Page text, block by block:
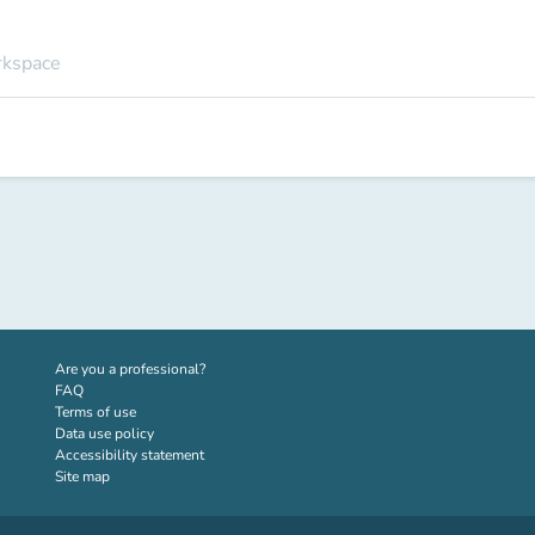
Are you a professional?(new tab)
FAQ
Terms of use
Data use policy
Accessibility statement
Site map